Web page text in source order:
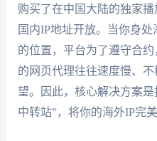
购买了在中国大陆的独家
国内IP地址开放。当你身
的位置，平台为了遵守合
的网页代理往往速度慢、
望。因此，核心解决方案
中转站”，将你的海外IP完